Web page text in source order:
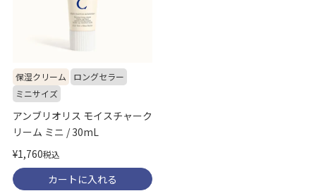
保湿クリーム
ロングセラー
ミニサイズ
アンブリオリス モイスチャーク
リーム ミニ / 30mL
¥1,760税込
カートに入れる